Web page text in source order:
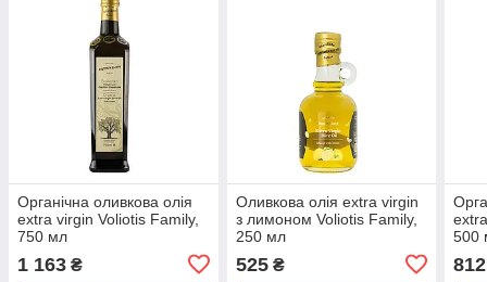
Органічна оливкова олія
extra virgin Voliotis Family,
750 мл
1 163 ₴
Оливкова олія extra virgin
з лимоном Voliotis Family,
250 мл
525₴
500
812